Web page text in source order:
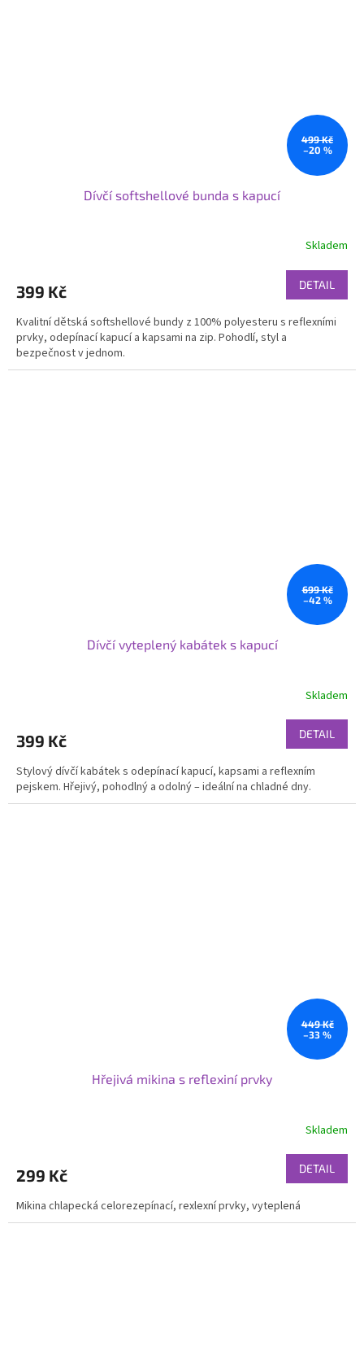
499 Kč
–20 %
Dívčí softshellové bunda s kapucí
Skladem
399 Kč DETAIL
Kvalitní dětská softshellové bundy z 100% polyesteru s reflexními
prvky, odepínací kapucí a kapsami na zip. Pohodlí, styl a
bezpečnost v jednom.
699 Kč
–42 %
Dívčí vyteplený kabátek s kapucí
Skladem
399 Kč DETAIL
Stylový dívčí kabátek s odepínací kapucí, kapsami a reflexním
pejskem. Hřejivý, pohodlný a odolný – ideální na chladné dny.
449 Kč
–33 %
Hřejivá mikina s reflexiní prvky
Skladem
299 Kč DETAIL
Mikina chlapecká celorezepínací, rexlexní prvky, vyteplená